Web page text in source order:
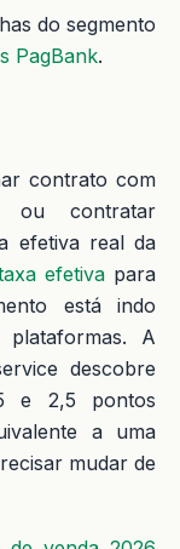
do segmento
PagBank.
contrato com
ou contratar
efetiva real da
efetiva para
está indo
A
descobre
e 2,5 pontos
a uma
mudar de